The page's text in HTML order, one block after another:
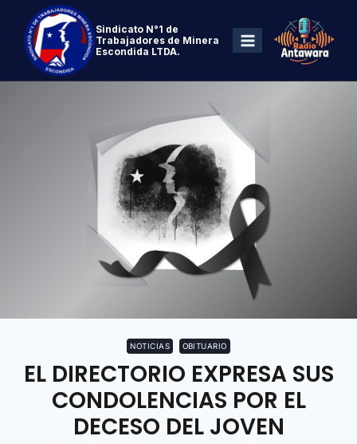
Sindicato N°1 de
Trabajadores de Minera
Escondida LTDA.
NOTICIAS OBITUARIO
EL DIRECTORIO EXPRESA SUS
CONDOLENCIAS POR EL
DECESO DEL JOVEN